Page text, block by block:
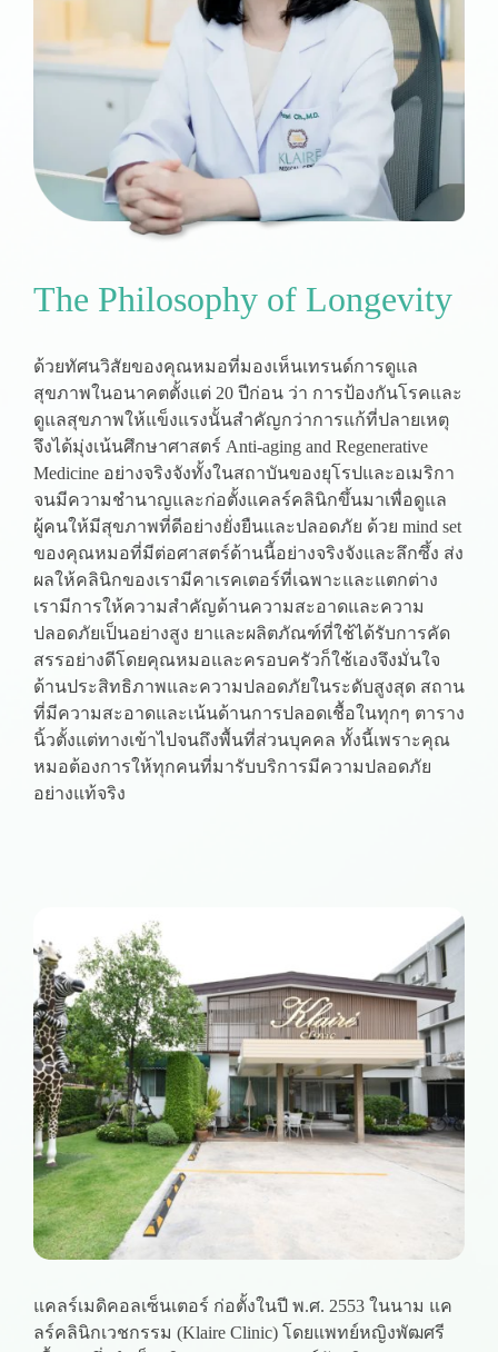
The Philosophy of Longevity
ด้วยทัศนวิสัยของคุณหมอที่มองเห็นเทรนด์การดูแล
สุขภาพในอนาคตตั้งแต่ 20 ปีก่อน ว่า การป้องกันโรคและ
ดูแลสุขภาพให้แข็งแรงนั้นสำคัญกว่าการแก้ที่ปลายเหตุ
จึงได้มุ่งเน้นศึกษาศาสตร์ Anti-aging and Regenerative
Medicine อย่างจริงจังทั้งในสถาบันของยุโรปและอเมริกา
จนมีความชำนาญและก่อตั้งแคลร์คลินิกขึ้นมาเพื่อดูแล
ผู้คนให้มีสุขภาพที่ดีอย่างยั่งยืนและปลอดภัย ด้วย mind set
ของคุณหมอที่มีต่อศาสตร์ด้านนี้อย่างจริงจังและลึกซึ้ง ส่ง
ผลให้คลินิกของเรามีคาเรคเตอร์ที่เฉพาะและแตกต่าง
เรามีการให้ความสำคัญด้านความสะอาดและความ
ปลอดภัยเป็นอย่างสูง ยาและผลิตภัณฑ์ที่ใช้ได้รับการคัด
สรรอย่างดีโดยคุณหมอและครอบครัวก็ใช้เองจึงมั่นใจ
ด้านประสิทธิภาพและความปลอดภัยในระดับสูงสุด สถาน
ที่มีความสะอาดและเน้นด้านการปลอดเชื้อในทุกๆ ตาราง
นิ้วตั้งแต่ทางเข้าไปจนถึงพื้นที่ส่วนบุคคล ทั้งนี้เพราะคุณ
หมอต้องการให้ทุกคนที่มารับบริการมีความปลอดภัย
อย่างแท้จริง
แคลร์เมดิคอลเซ็นเตอร์ ก่อตั้งในปี พ.ศ. 2553 ในนาม แค
ลร์คลินิกเวชกรรม (Klaire Clinic) โดยแพทย์หญิงพัฒศรี